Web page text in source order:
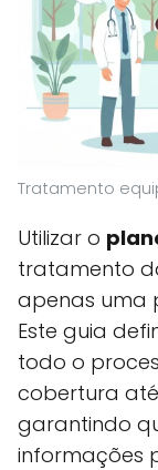
Tratamento
Utilizar o
tratamento
apenas uma
Este guia
todo o
cobertura
garantindo
informações